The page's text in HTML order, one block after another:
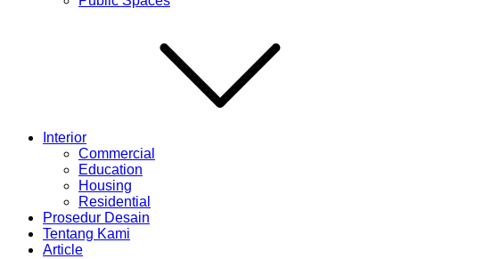
Interior
Commercial
Education
Housing
Residential
Prosedur Desain
Tentang Kami
Article